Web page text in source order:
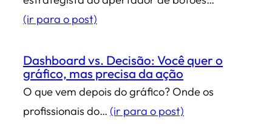
(ir para o post)
Dashboard vs. Decisão: Você quer o
gráfico, mas precisa da ação
O que vem depois do gráfico? Onde os
profissionais do… (ir para o post)